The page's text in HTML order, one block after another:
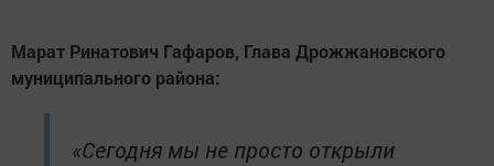
Марат Ринатович Гафаров, Глава Дрожжановского
муниципального района:
«Сегодня мы не просто открыли